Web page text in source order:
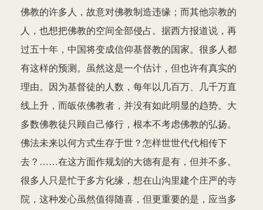
佛教的许多人，故意对佛教制造违缘；而其他宗教的
人，也想把佛教的空间全部侵占。据西方报道说，再
过五十年，中国将变成信仰基督教的国家。很多人都
有这样的预测。虽然这是一个估计，但也许有真实的
理由。因为基督徒的人数，每年以几百万、几千万直
线上升，而皈依佛教者，并没有如此明显的趋势。大
多数佛教徒只顾自己修行，根本不考虑佛教的弘扬。
佛法未来以何方式生存于世？怎样世世代代相传下
去？……在这方面作规划的大德有是有，但并不多。
很多人只是忙于多方化缘，想在山沟里建个庄严的寺
院，这种发心虽然值得随喜，但更重要的是，应当多